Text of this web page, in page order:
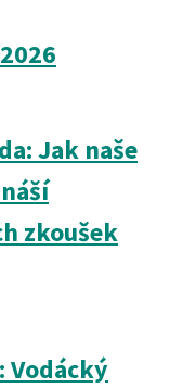
Jak naše
zkoušek
Vodácký